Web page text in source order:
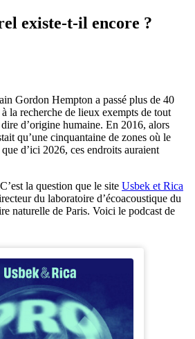
existe-t-il encore ?
Gordon Hempton a passé plus de 40
la recherche de lieux exempts de tout
d’origine humaine. En 2016, alors
qu’une cinquantaine de zones où le
d’ici 2026, ces endroits auraient
la question que le site Usbek et Rica
du laboratoire d’écoacoustique du
naturelle de Paris. Voici le podcast de